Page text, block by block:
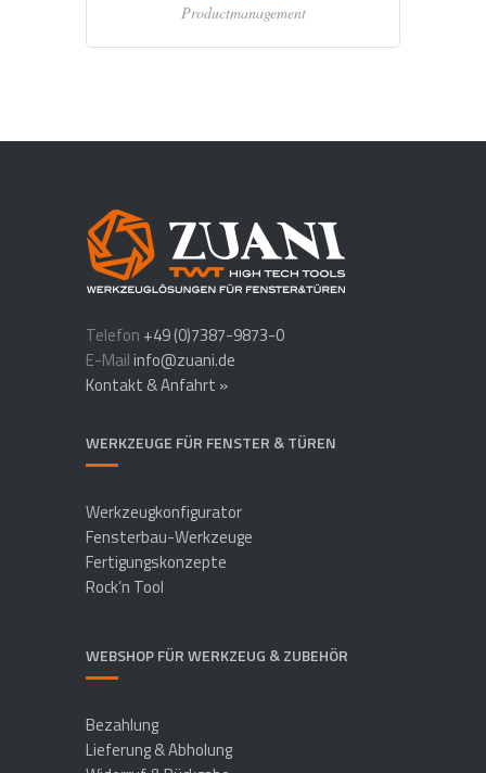
Productmanagement
Telefon +49 (0)7387-9873-0
E-Mailinfo@zuani.de
Kontakt & Anfahrt »
WERKZEUGE FÜR FENSTER & TÜREN
Werkzeugkonfigurator
Fensterbau-Werkzeuge
Fertigungskonzepte
Rock’n Tool
WEBSHOP FÜR WERKZEUG & ZUBEHÖR
Bezahlung
Lieferung & Abholung